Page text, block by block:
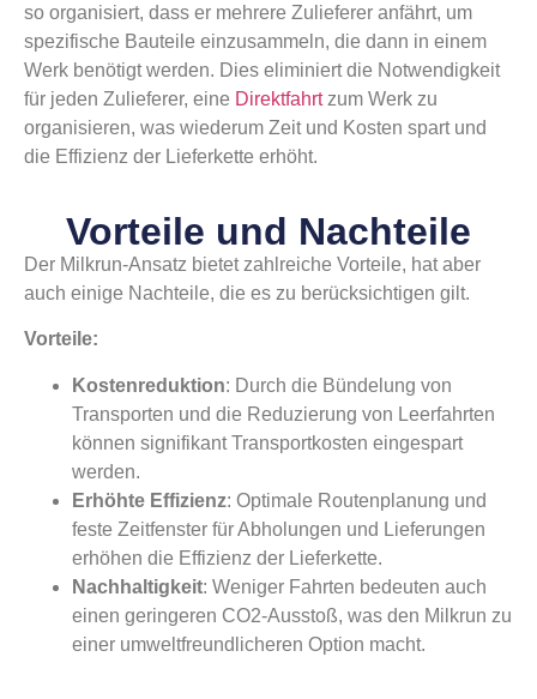
so organisiert, dass er mehrere Zulieferer anfährt, um
spezifische Bauteile einzusammeln, die dann in einem
Werk benötigt werden. Dies eliminiert die Notwendigkeit
für jeden Zulieferer, eine Direktfahrtzum Werk zu
organisieren, was wiederum Zeit und Kosten spart und
die Effizienz der Lieferkette erhöht.
Vorteile und Nachteile
Der Milkrun-Ansatz bietet zahlreiche Vorteile, hat aber
auch einige Nachteile, die es zu berücksichtigen gilt.
Vorteile:
Kostenreduktion: Durch die Bündelung von
Transporten und die Reduzierung von Leerfahrten
können signifikant Transportkosten eingespart
werden.
Erhöhte Effizienz: Optimale Routenplanung und
feste Zeitfenster für Abholungen und Lieferungen
erhöhen die Effizienz der Lieferkette.
Nachhaltigkeit: Weniger Fahrten bedeuten auch
einen geringeren CO2-Ausstoß, was den Milkrun zu
einer umweltfreundlicheren Option macht.